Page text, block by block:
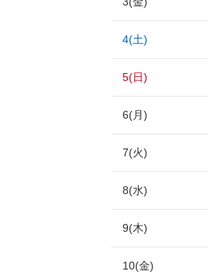
4(土)
5(日)
6(月)
7(火)
8(水)
9(木)
10(金)